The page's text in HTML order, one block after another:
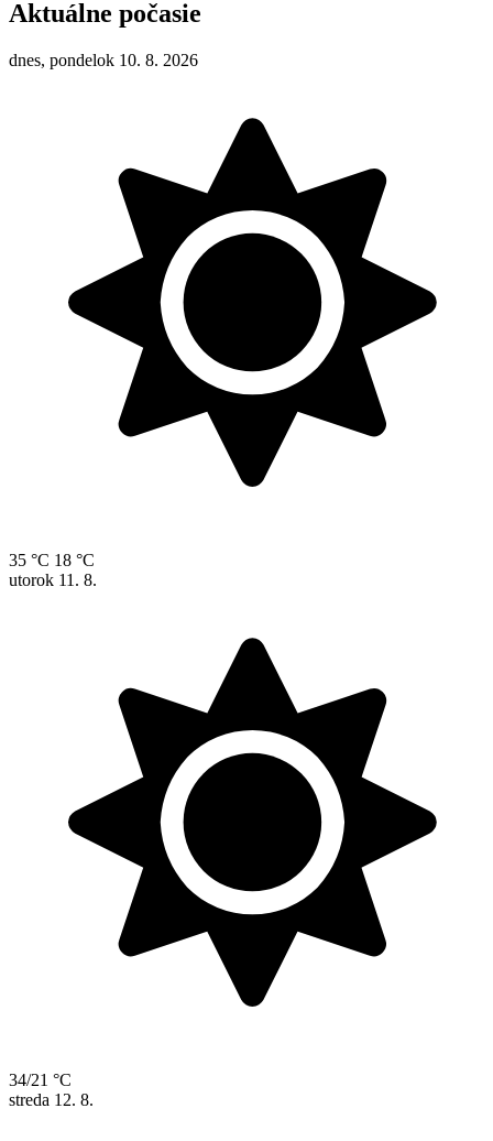
Aktuálne počasie
dnes, pondelok 10. 8. 2026
35 °C 18 °C
utorok 11. 8.
34/21 °C
streda 12. 8.